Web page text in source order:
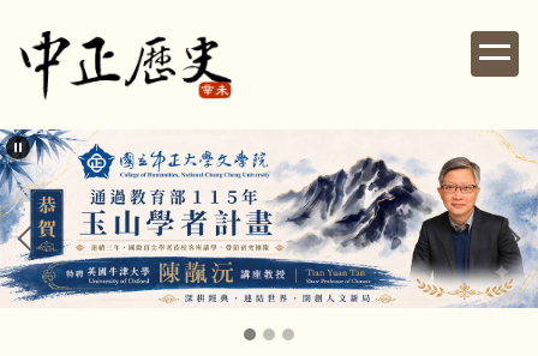
到
內
容
區